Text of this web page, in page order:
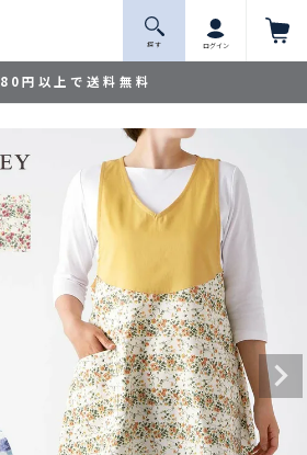
円以上で送料無料
探 す ログイン